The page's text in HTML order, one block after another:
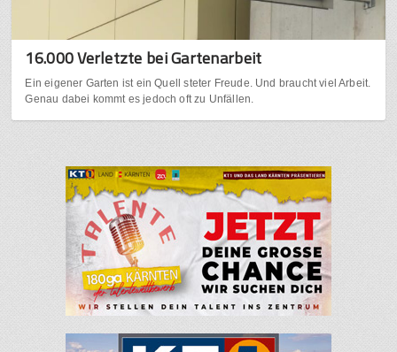
16.000 Verletzte bei Gartenarbeit
Ein eigener Garten ist ein Quell steter Freude. Und braucht viel Arbeit.
Genau dabei kommt es jedoch oft zu Unfällen.